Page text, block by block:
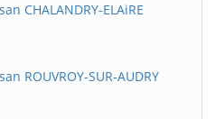
CHALANDRY-ELAiRE
ROUVROY-SUR-AUDRY